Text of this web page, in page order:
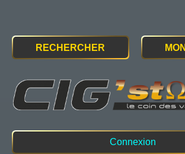
RECHERCHER
Connexion